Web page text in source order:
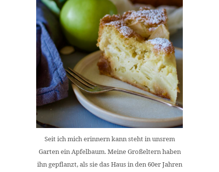
Seit ich mich erinnern kann steht in unsrem
Garten ein Apfelbaum. Meine Großeltern haben
ihn gepflanzt, als sie das Haus in den 60er Jahren